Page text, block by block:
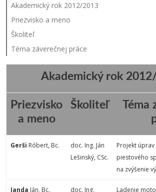
Akademický rok 2012/2013
Priezvisko a meno
Školiteľ
Téma záverečnej práce
Akademický rok
Priezvisko
a meno
Školiteľ
Téma
Gerši Róbert, Bc.
doc. Ing. Ján
Lešinský, CSc.
Projekt
piestového
na zvýšenie
Janda Ján, Bc.
doc. Ing.
Ladenie